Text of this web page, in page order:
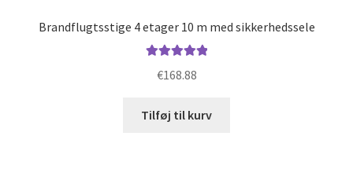
Brandflugtsstige 4 etager 10 m med sikkerhedssele
€168.88
Tilføj til kurv